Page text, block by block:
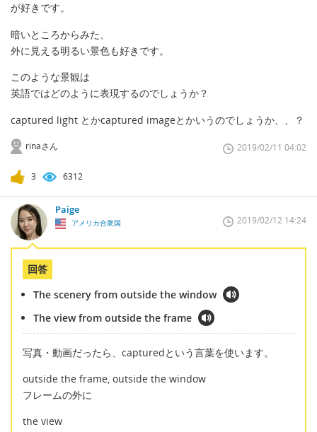
が好きです。
暗いところからみた、
外に見える明るい景色も好きです。
このような景観は
英語ではどのように表現するのでしょうか？
captured light とかcaptured imageとかいうのでしょうか、、？
rinaさん 2019/02/11 04:02
3 6312
Paige
アメリカ合衆国 2019/02/12 14:24
回答
The scenery from outside the window
The view from outside the frame
写真・動画だったら、capturedという言葉を使います。
outside the frame, outside the window
フレームの外に
the view